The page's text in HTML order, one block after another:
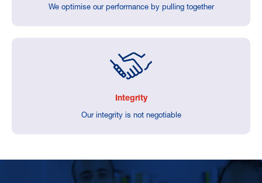
We optimise our performance by pulling together
Integrity
Our integrity is not negotiable